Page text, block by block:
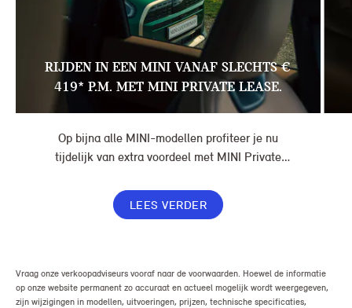
RIJDEN IN EEN MINI VANAF SLECHTS €
419* P.M. MET MINI PRIVATE LEASE.
Op bijna alle MINI-modellen profiteer je nu
tijdelijk van extra voordeel met MINI Private
maand, in plaats van € 449. Afhankelijk van de
uitvoering kan jouw voordeel nog verder oplopen.
LEES VERDER
Vraag onze verkoopadviseurs vooraf naar de voorwaarden. Hoewel de informatie
op onze website permanent zo accuraat en actueel mogelijk wordt weergegeven,
zijn wijzigingen in modellen, uitvoeringen, prijzen, technische specificaties,